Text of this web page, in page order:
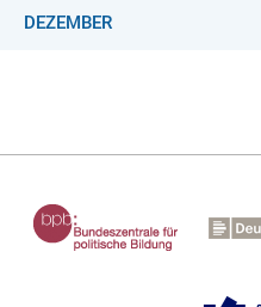
DEZEMBER